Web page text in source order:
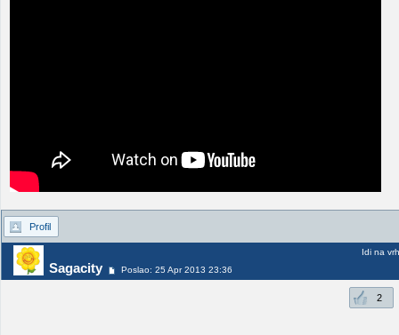
Profil
Sagacity Poslao: 25 Apr 2013 23:36
Idi na vrh
2